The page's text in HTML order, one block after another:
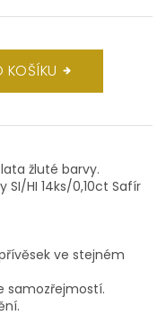
KOŠÍKU
žluté barvy.
HI 14ks/0,10ct Safír
ve stejném
samozřejmostí.